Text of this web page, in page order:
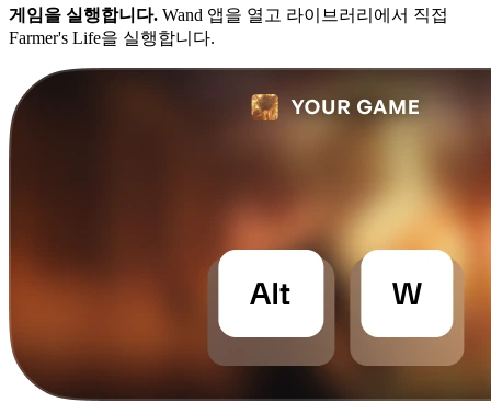
게임을 실행합니다. Wand 앱을 열고 라이브러리에서 직접
Farmer's Life을 실행합니다.